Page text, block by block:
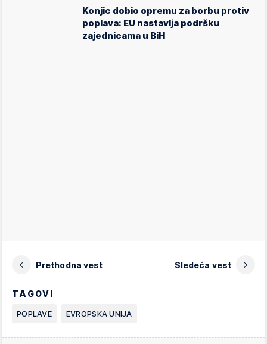
Konjic dobio opremu za borbu protiv
poplava: EU nastavlja podršku
zajednicama u BiH
Prethodna vest Sledeća vest
TAGOVI
POPLAVE EVROPSKA UNIJA